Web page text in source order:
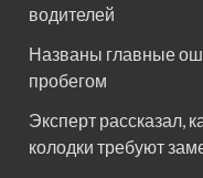
водителей
Названы главные
пробегом
Эксперт рассказал,
колодки требуют